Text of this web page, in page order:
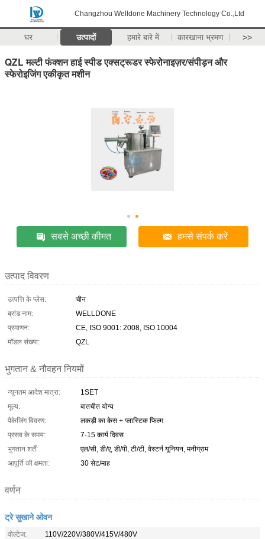
Changzhou Welldone Machinery Technology Co.,Ltd
घर उत्पादों हमारे बारे में कारखाना भ्रमण >>
QZL मल्टी फंक्शन हाई स्पीड एक्सट्रूडर स्फेरोनाइज़र/संपीड़न और
स्फेरोइजिंग एकीकृत मशीन
सबसे अच्छी कीमत हमसे संपर्क करें
उत्पाद विवरण
उत्पत्ति के प्लेस:
चीन
ब्रांड नाम:
WELLDONE
प्रमाणन:
CE, ISO 9001: 2008, ISO 10004
मॉडल संख्या:
QZL
भुगतान & नौवहन नियमों
न्यूनतम आदेश मात्रा:
1SET
मूल्य:
बातचीत योग्य
पैकेजिंग विवरण:
लकड़ी का केस + प्लास्टिक फिल्म
प्रसव के समय:
7-15 कार्य दिवस
भुगतान शर्तें:
एल/सी, डी/ए, डी/पी, टी/टी, वेस्टर्न यूनियन, मनीग्राम
आपूर्ति की क्षमता:
30 सेट/माह
वर्णन
ट्रे सुखाने ओवन
वोल्टेज:
110V/220V/380V/415V/480V